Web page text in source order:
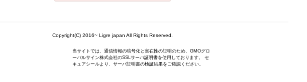
Copyright(C) 2016~ Ligre japan All Rights Reserved.
当サイトでは、通信情報の暗号化と実在性の証明のため、GMOグロ
ーバルサイン株式会社のSSLサーバ証明書を使用しております。 セ
キュアシールより、サーバ証明書の検証結果をご確認ください。